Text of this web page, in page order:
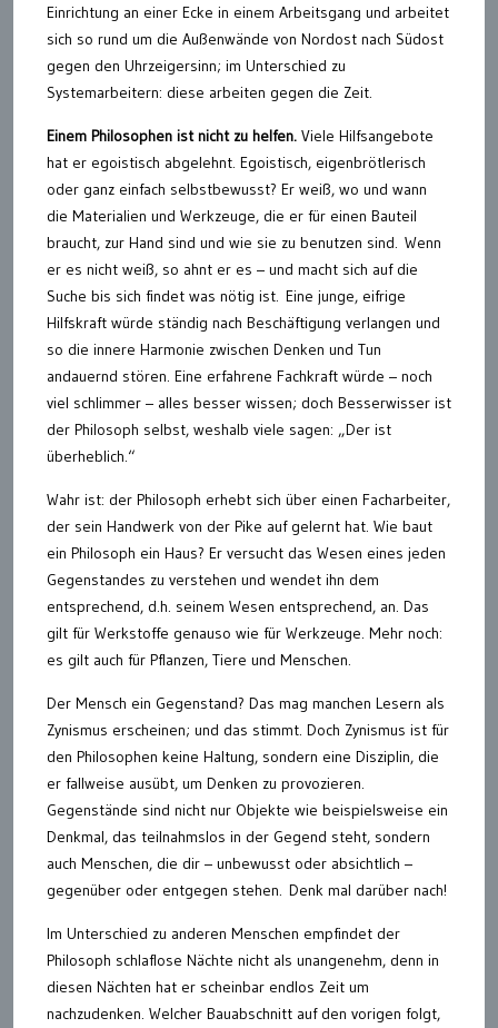
Einrichtung an einer Ecke in einem Arbeitsgang und arbeitet
sich so rund um die Außenwände von Nordost nach Südost
gegen den Uhrzeigersinn; im Unterschied zu
Systemarbeitern: diese arbeiten gegen die Zeit.
Einem Philosophen ist nicht zu helfen. Viele Hilfsangebote
hat er egoistisch abgelehnt. Egoistisch, eigenbrötlerisch
oder ganz einfach selbstbewusst? Er weiß, wo und wann
die Materialien und Werkzeuge, die er für einen Bauteil
braucht, zur Hand sind und wie sie zu benutzen sind. Wenn
er es nicht weiß, so ahnt er es – und macht sich auf die
Suche bis sich findet was nötig ist. Eine junge, eifrige
Hilfskraft würde ständig nach Beschäftigung verlangen und
so die innere Harmonie zwischen Denken und Tun
andauernd stören. Eine erfahrene Fachkraft würde – noch
viel schlimmer – alles besser wissen; doch Besserwisser ist
der Philosoph selbst, weshalb viele sagen: „Der ist
überheblich.“
Wahr ist: der Philosoph erhebt sich über einen Facharbeiter,
der sein Handwerk von der Pike auf gelernt hat. Wie baut
ein Philosoph ein Haus? Er versucht das Wesen eines jeden
Gegenstandes zu verstehen und wendet ihn dem
entsprechend, d.h. seinem Wesen entsprechend, an. Das
gilt für Werkstoffe genauso wie für Werkzeuge. Mehr noch:
es gilt auch für Pflanzen, Tiere und Menschen.
Der Mensch ein Gegenstand? Das mag manchen Lesern als
Zynismus erscheinen; und das stimmt. Doch Zynismus ist für
den Philosophen keine Haltung, sondern eine Disziplin, die
er fallweise ausübt, um Denken zu provozieren.
Gegenstände sind nicht nur Objekte wie beispielsweise ein
Denkmal, das teilnahmslos in der Gegend steht, sondern
auch Menschen, die dir – unbewusst oder absichtlich –
gegenüber oder entgegen stehen. Denk mal darüber nach!
Im Unterschied zu anderen Menschen empfindet der
Philosoph schlaflose Nächte nicht als unangenehm, denn in
diesen Nächten hat er scheinbar endlos Zeit um
nachzudenken. Welcher Bauabschnitt auf den vorigen folgt,